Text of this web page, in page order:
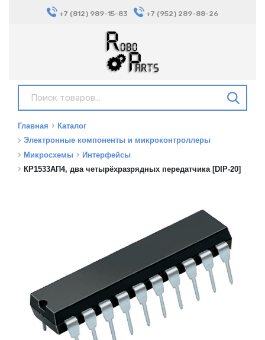
+7 (812) 989-15-83 +7 (952) 289-88-26
Главная
Каталог
Электронные компоненты и микроконтроллеры
Микросхемы
Интерфейсы
КР1533АП4, два четырёхразрядных передатчика [DIP-20]